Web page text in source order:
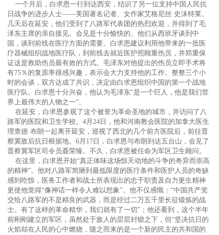
一个月后，白求恩一行到达西安，结识了另一位支持中国人民抗
日战争的进步人士——美国著名记者、女作家艾格尼丝·史沫特莱。
几天后在延安，他们受到了八路军代表团的热烈欢迎，并得到了毛
泽东主席的亲自接见。会见是十分愉快的。他们从西班牙谈到中
国，谈到前线在医疗方面的需要。白求恩建议利用他带来的一批医
疗器械组织战地医疗队，到前线去就近医护照顾重伤员，并郑重保
证这是救助伤员最有效的方式。毛泽东对他提出的伤员立即手术将
有75％的复原率很感兴趣，表示会大力支持他的工作。整整三个小
时的会谈，双方达成了共识，决定由白求恩组织中国的第一个战地
医疗队。白求恩十分兴奋，他认为毛泽东“是一个巨人，他是我们世
界上最伟大的人物之一”。
在延安，白求恩参观了这个被誉为革命圣地的城市，并访问了八
路军的医院和卫生学校。4月24日，他和河南教会医院的加拿大医生
理查德·布朗一起离开延安，巡视了西北的几个前方医院后，前往晋
察冀敌后抗日根据地。6月17日，白求恩与布朗到达五台山，会见了
晋察冀军区司令员聂荣臻。不久，白求恩被任命为军区卫生顾问。
在这里，白求恩开始“真正体味这场惊天动地的斗争的奇异而崇高
的精神”。他对八路军简陋到最低限度的医疗条件和医护人员的奇缺
感到吃惊，医务工作者和战士所表现出的忠于职责及自力更生精神
更使他觉得“像神话一样令人难以想象”。他不仅感慨：“中国共产党
交给八路军的不是精良的武器，而是经过二万五千里长征锻炼的战
士。有了这样的革命精华，我们就有了一切”；他还看到，这个半年
前刚刚建立的军区，虽然处于敌人的层层封锁之下，但“坚决抗日的
火焰却在人民的心中燃烧，随之而来的是一个新的民主的共和国的